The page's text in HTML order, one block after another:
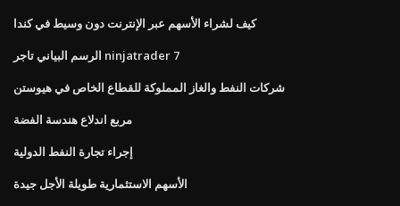
كيف لشراء الأسهم عبر الإنترنت دون وسيط في كندا
الرسم البياني تاجر ninjatrader 7
شركات النفط والغاز المملوكة للقطاع الخاص في هيوستن
مربع اندلاع هندسة الفضة
إجراء تجارة النفط الدولية
الأسهم الاستثمارية طويلة الأجل جيدة